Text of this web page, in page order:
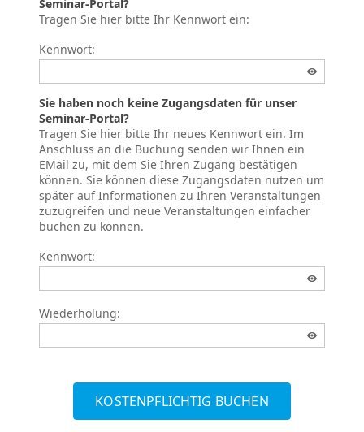
Seminar-Portal?
Tragen Sie hier bitte Ihr Kennwort ein:
Kennwort:
Sie haben noch keine Zugangsdaten für unser
Seminar-Portal?
Tragen Sie hier bitte Ihr neues Kennwort ein. Im
Anschluss an die Buchung senden wir Ihnen ein
EMail zu, mit dem Sie Ihren Zugang bestätigen
können. Sie können diese Zugangsdaten nutzen um
später auf Informationen zu Ihren Veranstaltungen
zuzugreifen und neue Veranstaltungen einfacher
buchen zu können.
Kennwort:
Wiederholung:
KOSTENPFLICHTIG BUCHEN